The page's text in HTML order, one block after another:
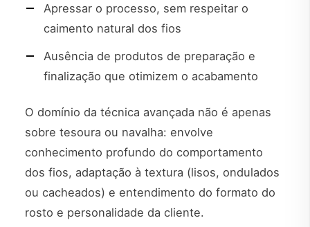
Apressar o processo, sem respeitar o
caimento natural dos fios
Ausência de produtos de preparação e
finalização que otimizem o acabamento
O domínio da técnica avançada não é apenas
sobre tesoura ou navalha: envolve
conhecimento profundo do comportamento
dos fios, adaptação à textura (lisos, ondulados
ou cacheados) e entendimento do formato do
rosto e personalidade da cliente.